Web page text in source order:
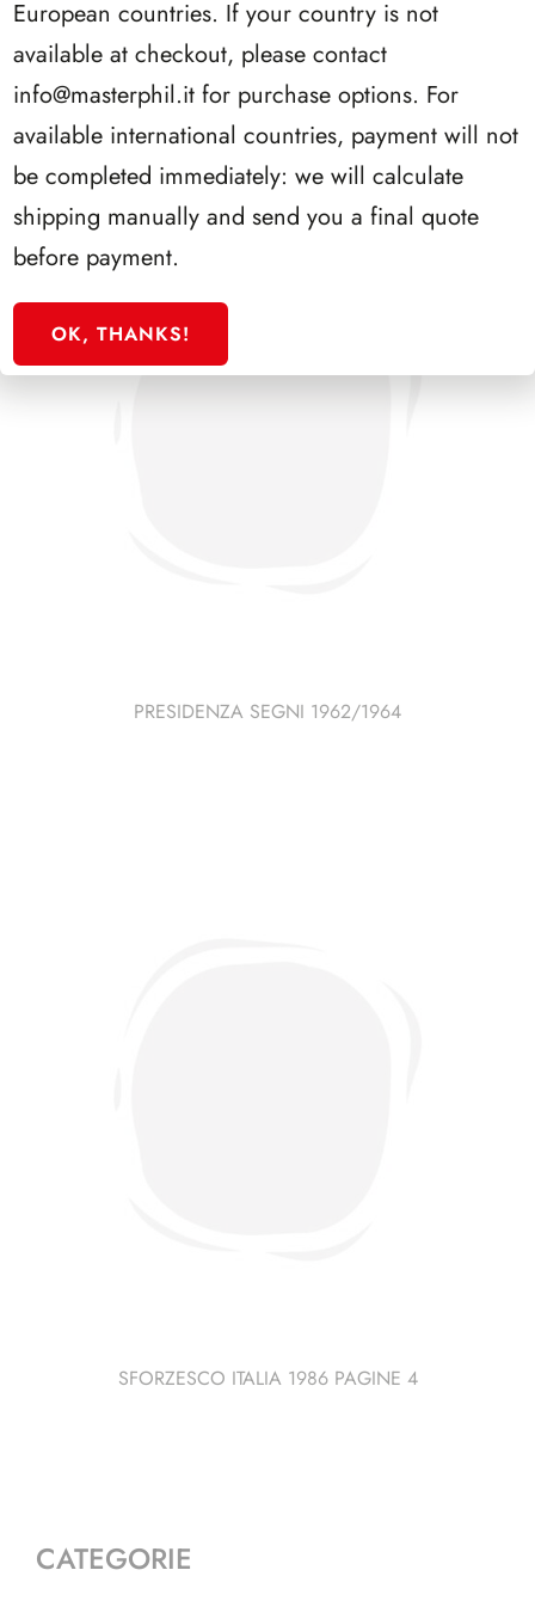
PRESIDENZA GRONCHI 1955/1962
PRESIDENZA SEGNI 1962/1964
SFORZESCO ITALIA 1986 PAGINE 4
CATEGORIE
European countries. If your country is not
available at checkout, please contact
info@masterphil.it for purchase options. For
available international countries, payment will not
be completed immediately: we will calculate
shipping manually and send you a final quote
before payment.
OK, THANKS!